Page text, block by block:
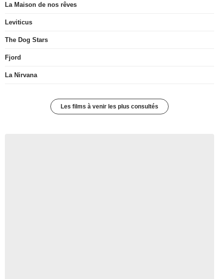
La Maison de nos rêves
Leviticus
The Dog Stars
Fjord
La Nirvana
Les films à venir les plus consultés